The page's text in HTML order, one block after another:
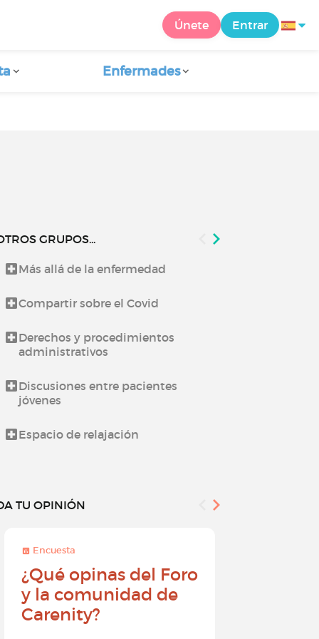
Únete Entrar
Enfermades
GRUPOS...
Más allá de la enfermedad
Compartir sobre el Covid
Derechos y procedimientos
administrativos
Discusiones entre pacientes
jóvenes
Espacio de relajación
TU OPINIÓN
Encuesta
¿Qué opinas del Foro
y la comunidad de
Carenity?